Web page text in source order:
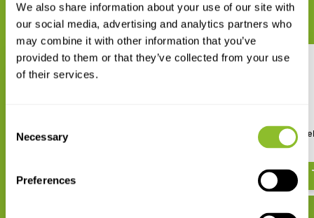
We also share information about your use of our site with
our social media, advertising and analytics partners who
may combine it with other information that you’ve
provided to them or that they’ve collected from your use
of their services.
Selection
Necessary
Preferences
Maak uw bestelling compleet
Non-Native Invasive Plants of
Britain and Ireland
Trees of Britain and